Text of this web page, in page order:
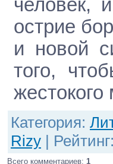
человек,
острие
и новой
того,
жестокого
Категория:
Rizy | Рейтинг
Всего комментариев: 1